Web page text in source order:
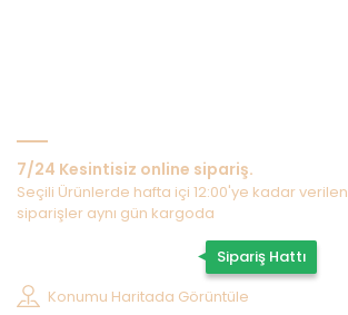
7/24 Kesintisiz online sipariş.
Seçili Ürünlerde hafta içi 12:00'ye kadar verilen
siparişler aynı gün kargoda
Sipariş Hattı
Konumu Haritada Görüntüle